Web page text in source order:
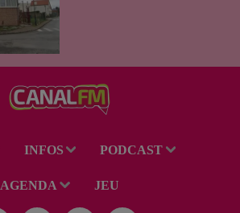
de 38 ans a été mis en examen
pour homicide...
INFOS PODCAST
AGENDA JEU